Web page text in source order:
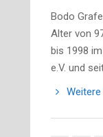
Bodo
Alter von
bis 1998
e.V. und